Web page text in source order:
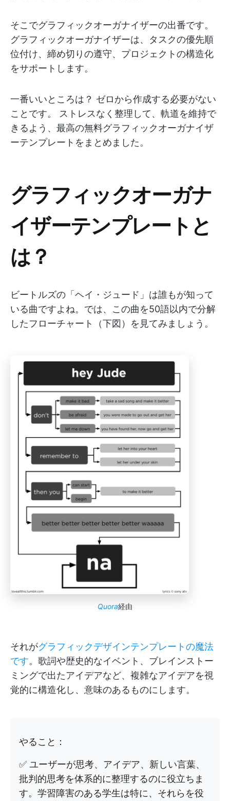
そこでグラフィックオーガナイザーの出番です。
グラフィックオーガナイザーは、タスクの優先順
位付け、締め切りの遵守、プロジェクトの構造化
をサポートします。
一番いいところは？ ゼロから作成する必要がない
ことです。 ストレスなく整理して、軌道を維持で
きるよう、最高の無料グラフィックオーガナイザ
ーテンプレートをまとめました。
グラフィックオーガナ
イザーテンプレートと
は？
ビートルズの「ヘイ・ジュード」は誰もが知って
いる曲ですよね。では、この曲を50語以内で分解
したフローチャート（下図）を見てみましょう。
Quora経由
それがグラフィックデザインテンプレートの魔法
です。歌詞や歴史的なイベント、ブレインストー
ミングで出たアイデアなど、複雑なアイデアを視
覚的に構造化し、意味のあるものにします。
やること：
✅ ユーザーが思考、アイデア、新しい言葉、
批判的思考を体系的に整理するのに役立ちま
す。学習障害のある学生は特に、それらを役